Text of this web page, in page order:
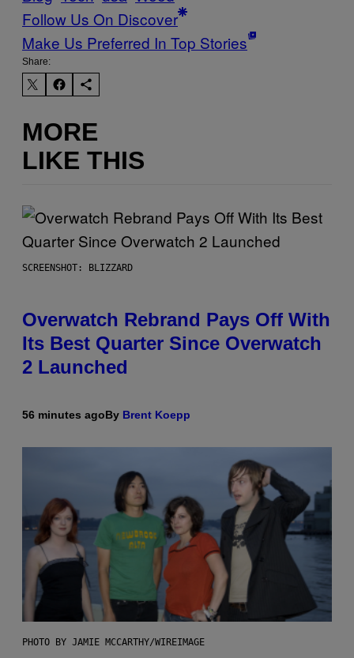
Follow Us On Discover
Make Us Preferred In Top Stories
Share:
MORE
LIKE THIS
SCREENSHOT: BLIZZARD
Overwatch Rebrand Pays Off With
Its Best Quarter Since Overwatch
2 Launched
56 minutes agoBy Brent Koepp
PHOTO BY JAMIE MCCARTHY/WIREIMAGE